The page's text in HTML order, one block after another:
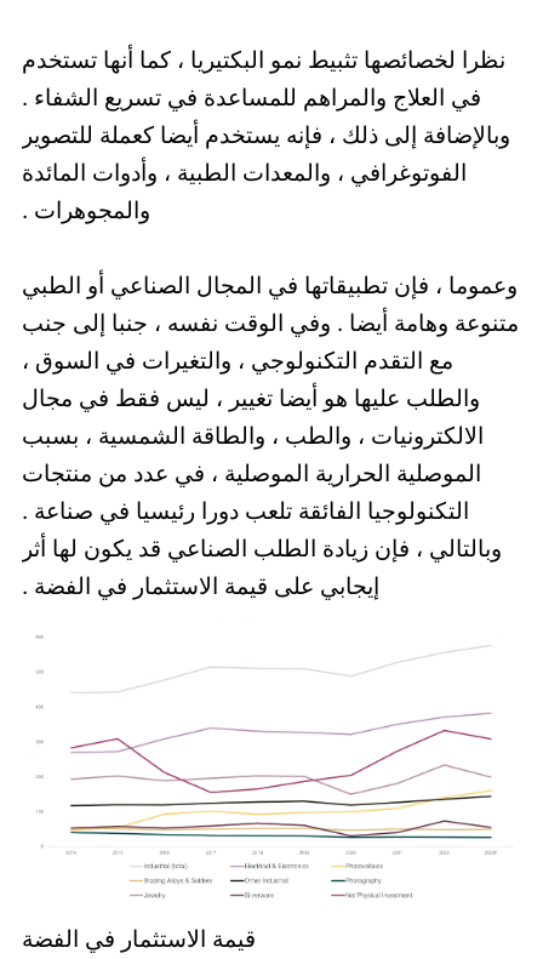
نظرا لخصائصها تثبيط نمو البكتيريا ، كما أنها تستخدم
في العلاج والمراهم للمساعدة في تسريع الشفاء .
وبالإضافة إلى ذلك ، فإنه يستخدم أيضا كعملة للتصوير
الفوتوغرافي ، والمعدات الطبية ، وأدوات المائدة
والمجوهرات .
وعموما ، فإن تطبيقاتها في المجال الصناعي أو الطبي
متنوعة وهامة أيضا . وفي الوقت نفسه ، جنبا إلى جنب
مع التقدم التكنولوجي ، والتغيرات في السوق ،
والطلب عليها هو أيضا تغيير ، ليس فقط في مجال
الالكترونيات ، والطب ، والطاقة الشمسية ، بسبب
الموصلية الحرارية الموصلية ، في عدد من منتجات
التكنولوجيا الفائقة تلعب دورا رئيسيا في صناعة .
وبالتالي ، فإن زيادة الطلب الصناعي قد يكون لها أثر
إيجابي على قيمة الاستثمار في الفضة .
قيمة الاستثمار في الفضة